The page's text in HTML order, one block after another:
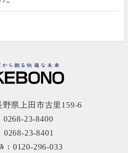
野県上田市古里159-6
0268-23-8400
0268-23-8401
：0120-296-033